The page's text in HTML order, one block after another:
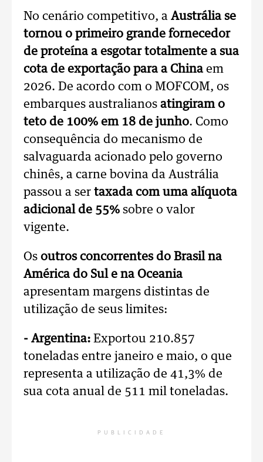
No cenário competitivo, a Austrália se
tornou o primeiro grande fornecedor
de proteína a esgotar totalmente a sua
cota de exportação para a Chinaem
2026. De acordo com o MOFCOM, os
embarques australianos atingiram o
teto de 100% em 18 de junho. Como
consequência do mecanismo de
salvaguarda acionado pelo governo
chinês, a carne bovina da Austrália
passou a ser taxada com uma alíquota
adicional de 55% sobre o valor
vigente.
Os outros concorrentes do Brasil na
América do Sul e na Oceania
apresentam margens distintas de
utilização de seus limites:
- Argentina: Exportou 210.857
toneladas entre janeiro e maio, o que
representa a utilização de 41,3% de
sua cota anual de 511 mil toneladas.
PUBLICIDADE